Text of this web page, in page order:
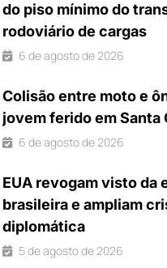
do piso mínimo do
rodoviário de cargas
6 de agosto de 2026
Colisão entre moto e
jovem ferido em Santa
6 de agosto de 2026
EUA revogam visto da
brasileira e ampliam
diplomática
5 de agosto de 2026